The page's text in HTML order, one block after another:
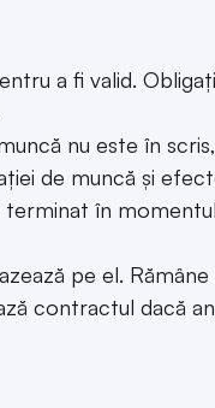
a fi valid.
nu este în
de muncă și
terminat în
pe el. Rămâne
contractul dacă